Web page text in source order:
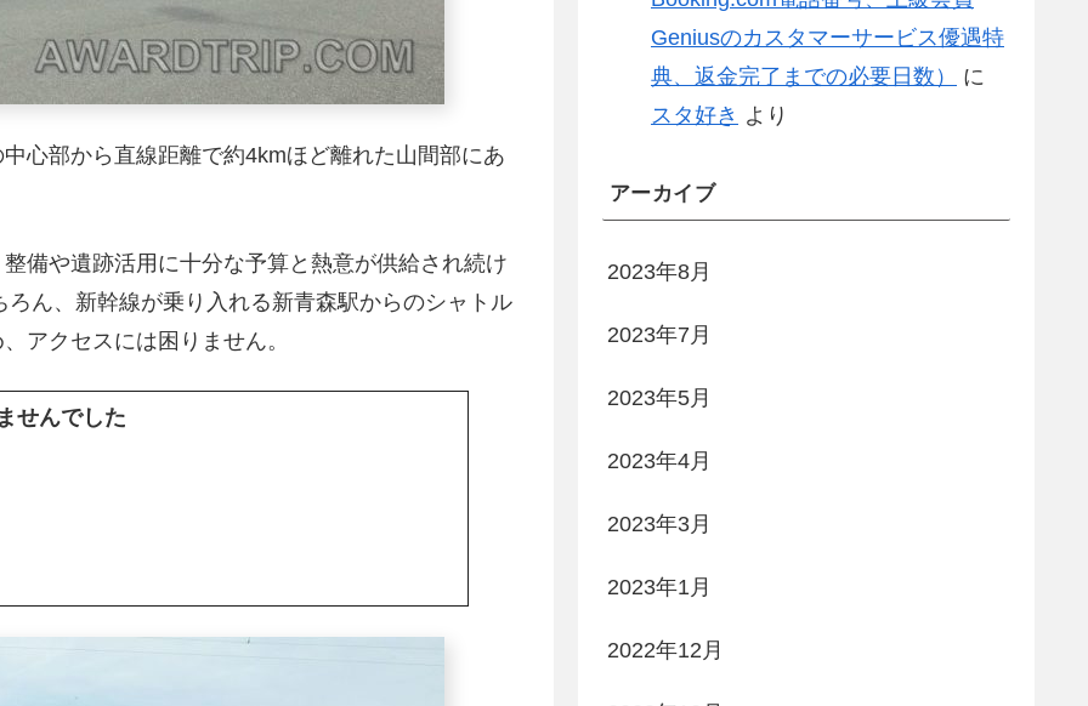
心部から直線距離で約4kmほど離れた山間部にあ
備や遺跡活用に十分な予算と熱意が供給され続け
ん、新幹線が乗り入れる新青森駅からのシャトル
アクセスには困りません。
せんでした
Geniusのカスタマーサービス優遇特
典、返金完了までの必要日数）
に
スタ好き より
アーカイブ
2023年8月
2023年7月
2023年5月
2023年4月
2023年3月
2023年1月
2022年12月